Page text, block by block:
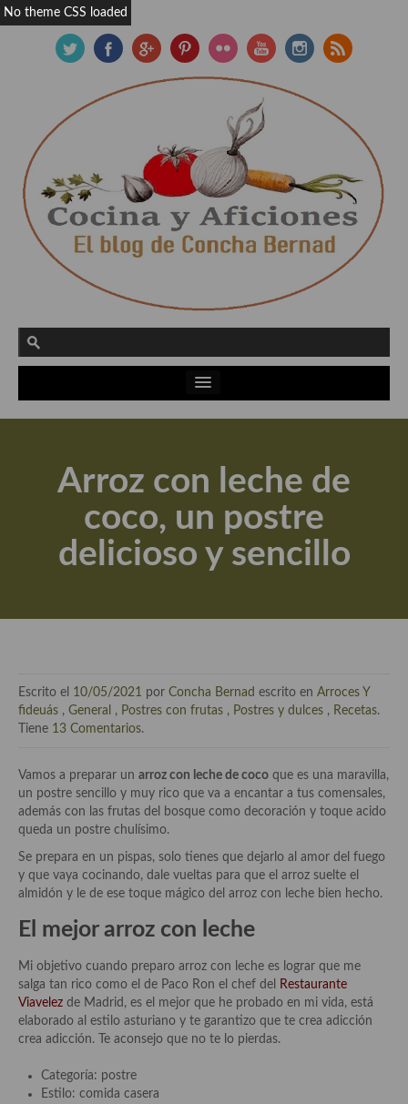
Actualidad y recomendaciones
Apuntes, estudios sobre temas interesantes e importantes
Aceite de Oliva Virgen Extra (AOVE)
Recetas maridadas con los mejores AOVES
Tiendas especiales
Especias, hierbas, condimentos, espesantes y aditivos
Historia de la gastronomía, platos celebres, cocineros, críticos,
historias culinarias y otras cosas
Origen y evolución de la comida
Viajes eno-gastro-turísticos
En El Candelero
Prensa
Arroz con leche de
coco, un postre
delicioso y sencillo
Escrito el 10/05/2021 por Concha Bernad escrito en Arroces Y
fideuás , General , Postres con frutas , Postres y dulces , Recetas.
Tiene 13 Comentarios.
Vamos a preparar un arroz con leche de coco que es una maravilla,
un postre sencillo y muy rico que va a encantar a tus comensales,
además con las frutas del bosque como decoración y toque acido
queda un postre chulísimo.
Se prepara en un pispas, solo tienes que dejarlo al amor del fuego
y que vaya cocinando, dale vueltas para que el arroz suelte el
almidón y le de ese toque mágico del arroz con leche bien hecho.
El mejor arroz con leche
Mi objetivo cuando preparo arroz con leche es lograr que me
salga tan rico como el de Paco Ron el chef del
Restaurante
Viavelez de Madrid, es el mejor que he probado en mi vida, está
elaborado al estilo asturiano y te garantizo que te crea adicción
crea adicción. Te aconsejo que no te lo pierdas.
Categoría: postre
Estilo: comida casera
No theme CSS loaded